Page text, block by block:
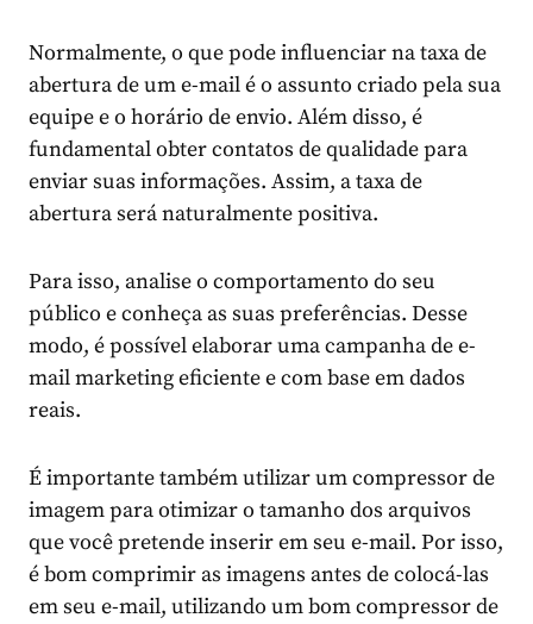
Normalmente, o que pode influenciar na taxa de
abertura de um e-mail é o assunto criado pela sua
equipe e o horário de envio. Além disso, é
fundamental obter contatos de qualidade para
enviar suas informações. Assim, a taxa de
abertura será naturalmente positiva.
Para isso, analise o comportamento do seu
público e conheça as suas preferências. Desse
modo, é possível elaborar uma campanha de e-
mail marketing eficiente e com base em dados
reais.
É importante também utilizar um compressor de
imagem para otimizar o tamanho dos arquivos
que você pretende inserir em seu e-mail. Por isso,
é bomcomprimir as imagens antes de colocá-las
em seu e-mail, utilizando um bom compressor de